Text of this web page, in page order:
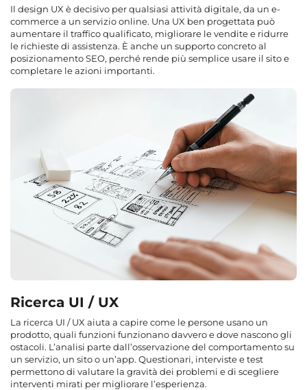
Il design UX è decisivo per qualsiasi attività digitale, da un e-
commerce a un servizio online. Una UX ben progettata può
aumentare il traffico qualificato, migliorare le vendite e ridurre
le richieste di assistenza. È anche un supporto concreto al
posizionamento SEO, perché rende più semplice usare il sito e
completare le azioni importanti.
Ricerca UI / UX
La ricerca UI / UX aiuta a capire come le persone usano un
prodotto, quali funzioni funzionano davvero e dove nascono gli
ostacoli. L’analisi parte dall’osservazione del comportamento su
un servizio, un sito o un’app. Questionari, interviste e test
permettono di valutare la gravità dei problemi e di scegliere
interventi mirati per migliorare l’esperienza.